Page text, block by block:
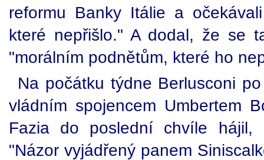
reformu Banky Itálie a
které nepřišlo." A dodal, že se
"morálním podnětům, které ho
Na počátku týdne Berlusconi
vládním spojencem Umbertem
Fazia do poslední chvíle hájil,
"Názor vyjádřený panem